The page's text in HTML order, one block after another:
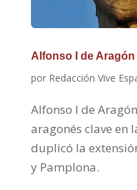
Alfonso I de Aragón
por Redacción Vive
Alfonso I de
aragonés clave en
duplicó la
y Pamplona.